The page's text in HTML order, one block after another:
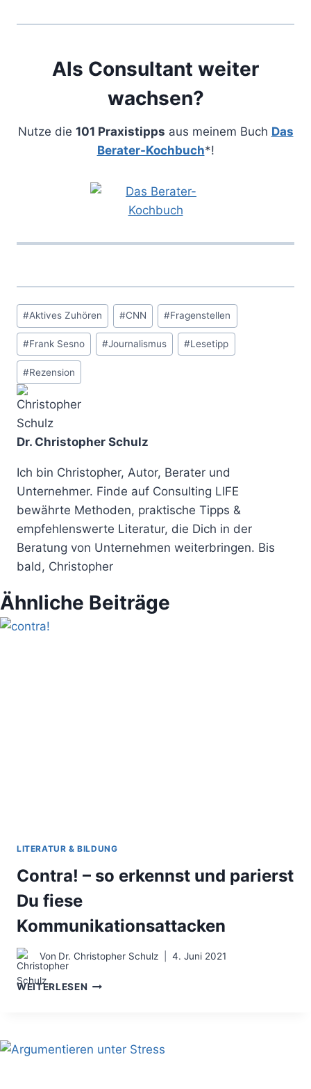
Als Consultant weiter
wachsen?
Nutze die 101 Praxistipps aus meinem Buch Das
Berater-Kochbuch*!
Schlagworte:
#Aktives Zuhören #CNN #Fragenstellen
#Frank Sesno #Journalismus #Lesetipp
#Rezension
Dr. Christopher Schulz
Ich bin Christopher, Autor, Berater und
Unternehmer. Finde auf Consulting LIFE
bewährte Methoden, praktische Tipps &
empfehlenswerte Literatur, die Dich in der
Beratung von Unternehmen weiterbringen. Bis
bald, Christopher
Ähnliche Beiträge
LITERATUR & BILDUNG
Contra! – so erkennst und parierst
Du fiese
Kommunikationsattacken
Von Dr. Christopher Schulz 4. Juni 2021
WEITERLESEN CONTRA!
PARIERST